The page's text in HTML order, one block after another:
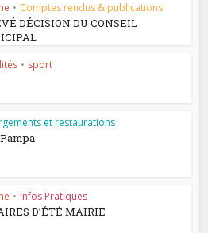
• Comptes rendus & publications
DÉCISION DU CONSEIL
• sport
et restaurations
• Infos Pratiques
D’ÉTÉ MAIRIE